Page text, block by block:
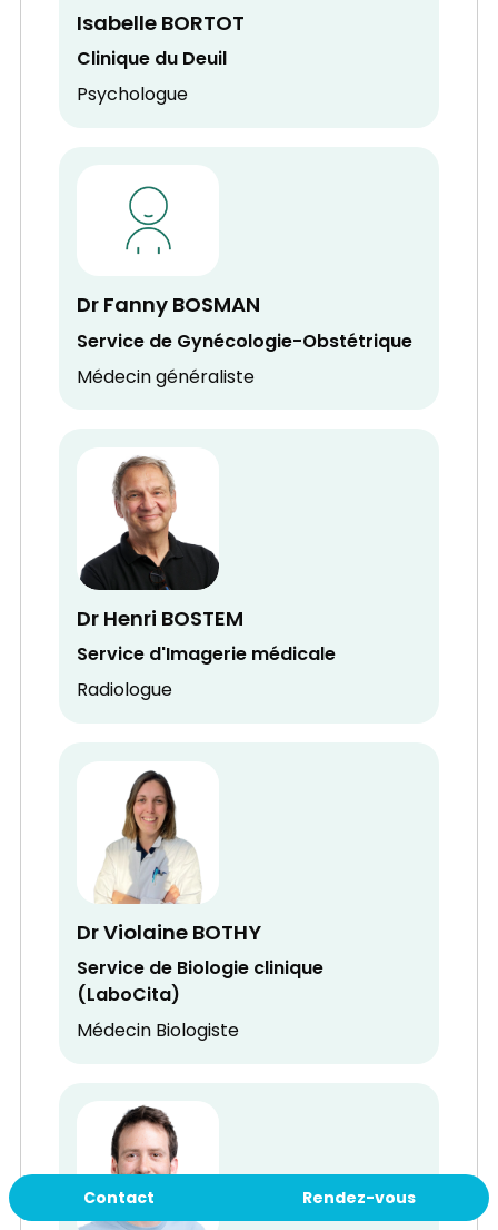
Contact Rendez-vous
Isabelle BORTOT
Clinique du Deuil
Psychologue
Dr Fanny BOSMAN
Service de Gynécologie-Obstétrique
Médecin généraliste
Dr Henri BOSTEM
Service d'Imagerie médicale
Radiologue
Dr Violaine BOTHY
Service de Biologie clinique
(LaboCita)
Médecin Biologiste